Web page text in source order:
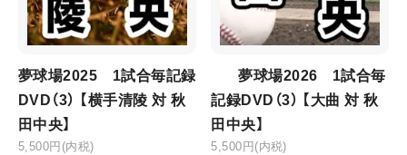
夢球場2025 1試合毎記録
DVD（3） 【横手清陵 対 秋
田中央】
5,500円(内税)
夢球場2026 1試合毎
記録DVD（3） 【大曲 対 秋
田中央】
5,500円(内税)